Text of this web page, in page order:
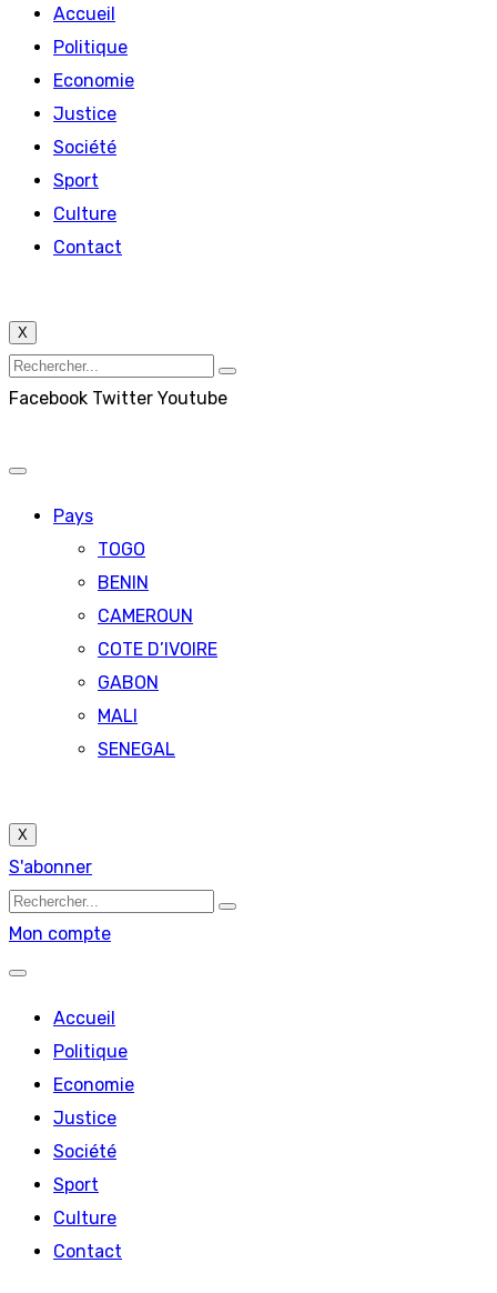
Accueil
Politique
Economie
Justice
Société
Sport
Culture
Contact
X
Facebook Twitter Youtube
Pays
TOGO
BENIN
CAMEROUN
COTE D’IVOIRE
GABON
MALI
SENEGAL
X
S'abonner
Mon compte
Accueil
Politique
Economie
Justice
Société
Sport
Culture
Contact